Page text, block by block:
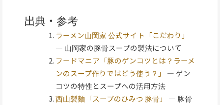
出典・参考
ラーメン山岡家 公式サイト「こだわり」
— 山岡家の豚骨スープの製法について
フードマニア「豚のゲンコツとは？ラーメ
ンのスープ作りではどう使う？」
— ゲン
コツの特性とスープへの活用方法
西山製麺「スープのひみつ 豚骨」
— 豚骨